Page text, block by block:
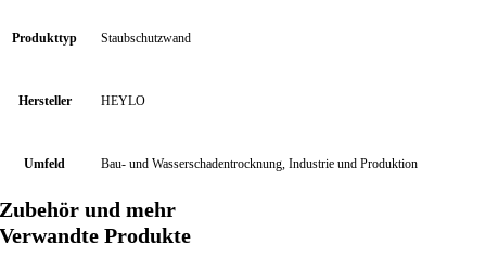
Produkttyp Staubschutzwand
Hersteller HEYLO
Umfeld Bau- und Wasserschadentrocknung, Industrie und Produktion
Zubehör und mehr
Verwandte Produkte